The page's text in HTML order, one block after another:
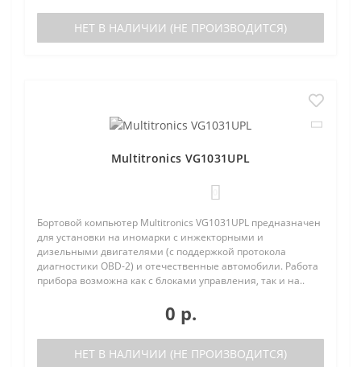
НЕТ В НАЛИЧИИ (НЕ ПРОИЗВОДИТСЯ)
Multitronics VG1031UPL
Бортовой компьютер Multitronics VG1031UPL предназначен
для установки на иномарки с инжекторными и
дизельными двигателями (с поддержкой протокола
диагностики OBD-2) и отечественные автомобили. Работа
прибора возможна как с блоками управления, так и на..
0 р.
НЕТ В НАЛИЧИИ (НЕ ПРОИЗВОДИТСЯ)